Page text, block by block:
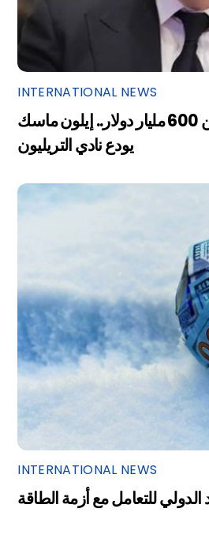
INTERNATIONAL NEWS
بعد خسارة أكثر من 600 مليار دولار.. إيلون ماسك
يودع نادي التريليون
INTERNATIONAL NEWS
للتعامل مع أزمة الطاقة